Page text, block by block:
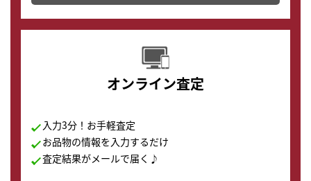
す。
オンライン査定
入力3分！お手軽査定
お品物の情報を入力するだけ
査定結果がメールで届く♪